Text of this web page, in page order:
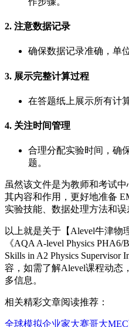
2. 注意数据记录
确保数据记录准确，单
3. 展示完整计算过程
在答题纸上展示所有计
4. 关注时间管理
合理分配实验时间，确
题。
虽然该文件是为教师和考试
其内容和作用，更好地准备
实验技能、数据处理方法和误
以上就是关于【Alevel牛津物
《AQA A-level Physics PHA6/
Skills in A2 Physics Supervisor
容，如需了解Alevel课程动态
多信息。
相关精彩文章阅读推荐：
全球模拟企业家大赛哥大